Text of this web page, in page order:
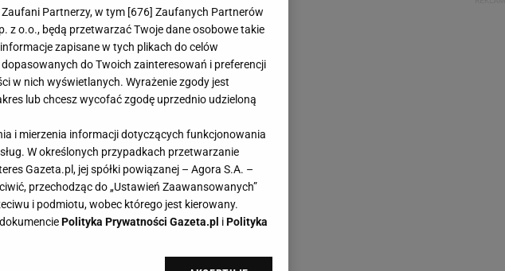
Partnerzy, w tym [676] Zaufanych Partnerów
z o.o., będą przetwarzać Twoje dane osobowe takie
zapisane w tych plikach do celów
do Twoich zainteresowań i preferencji
w nich wyświetlanych. Wyrażenie zgody jest
lub chcesz wycofać zgodę uprzednio udzieloną
i mierzenia informacji dotyczących funkcjonowania
W określonych przypadkach przetwarzanie
Gazeta.pl, jej spółki powiązanej – Agora S.A. –
przechodząc do „Ustawień Zaawansowanych”
i podmiotu, wobec którego jest kierowany.
Polityka Prywatności Gazeta.pl iPolityka